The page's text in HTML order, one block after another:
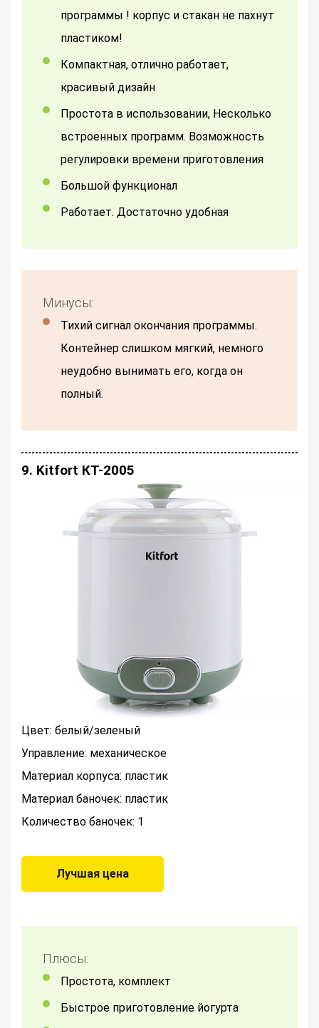
программы ! корпус и стакан не пахнут
пластиком!
компактная, отлично работает,
красивый дизайн
Простота в использовании, Несколько
встроенных программ. Возможность
регулировки времени приготовления
Большой функционал
Работает. Достаточно удобная
Минусы:
Тихий сигнал окончания программы.
Контейнер слишком мягкий, немного
неудобно вынимать его, когда он
полный.
9. Kitfort КТ-2005
Цвет: белый/зеленый
Управление: механическое
Материал корпуса: пластик
Материал баночек: пластик
Количество баночек: 1
Лучшая цена
Плюсы:
простота, комплект
Быстрое приготовление йогурта